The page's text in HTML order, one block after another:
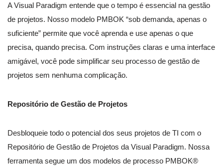
A Visual Paradigm entende que o tempo é essencial na gestão
de projetos. Nosso modelo PMBOK “sob demanda, apenas o
suficiente” permite que você aprenda e use apenas o que
precisa, quando precisa. Com instruções claras e uma interface
amigável, você pode simplificar seu processo de gestão de
projetos sem nenhuma complicação.
Repositório de Gestão de Projetos
Desbloqueie todo o potencial dos seus projetos de TI com o
Repositório de Gestão de Projetos da Visual Paradigm. Nossa
ferramenta segue um dos modelos de processo PMBOK®